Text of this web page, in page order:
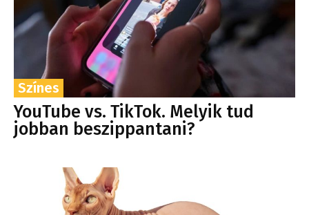
Színes
YouTube vs. TikTok. Melyik tud
jobban beszippantani?